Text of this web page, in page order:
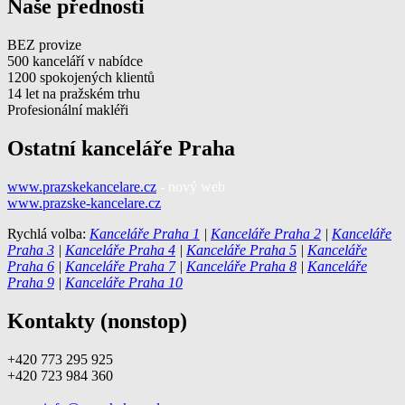
Naše přednosti
BEZ provize
500 kanceláří v nabídce
1200 spokojených klientů
14 let na pražském trhu
Profesionální makléři
Ostatní kanceláře Praha
www.prazskekancelare.cz
www.prazske-kancelare.cz
Rychlá volba: Kanceláře Praha 1 | Kanceláře Praha 2 | Kanceláře
Praha 3 | Kanceláře Praha 4 | Kanceláře Praha 5 | Kanceláře
Praha 6 | Kanceláře Praha 7| Kanceláře Praha 8 | Kanceláře
Praha 9 | Kanceláře Praha 10
Kontakty (nonstop)
+420 773 295 925
+420 723 984 360